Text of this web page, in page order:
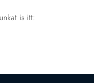
is itt: